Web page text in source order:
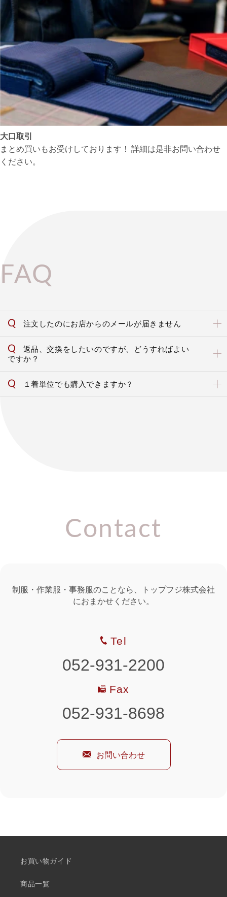
大口取引
まとめ買いもお受けしております！ 詳細は是非お問い合わせ
ください。
FAQ
注文したのにお店からのメールが届きません
返品、交換をしたいのですが、どうすればよい
ですか？
１着単位でも購入できますか？
Contact
制服・作業服・事務服のことなら、トップフジ株式会社
におまかせください。
Tel
052-931-2200
Fax
052-931-8698
お問い合わせ
お買い物ガイド
商品一覧